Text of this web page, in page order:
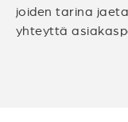
joiden tarina
yhteyttä